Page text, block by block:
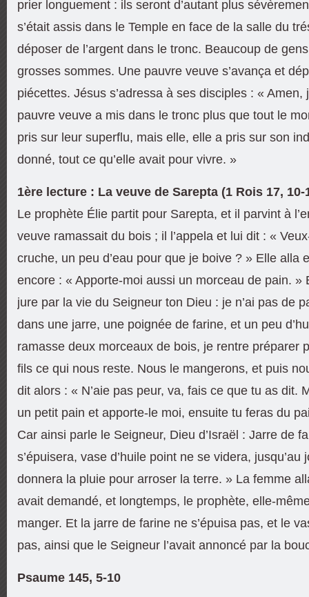
prier longuement : ils seront d’autant plus
s’était assis dans le Temple en face de la salle du
déposer de l’argent dans le tronc. Beaucoup de
grosses sommes. Une pauvre veuve s’avança et
piécettes. Jésus s’adressa à ses disciples : «
pauvre veuve a mis dans le tronc plus que tout le
pris sur leur superflu, mais elle, elle a pris sur son
donné, tout ce qu’elle avait pour vivre. »
1ère lecture : La veuve de Sarepta (1 Rois 17, 10-
Le prophète Élie partit pour Sarepta, et il parvint à
veuve ramassait du bois ; il l’appela et lui dit : «
cruche, un peu d’eau pour que je boive ? » Elle alla
encore : « Apporte-moi aussi un morceau de pain. »
jure par la vie du Seigneur ton Dieu : je n’ai pas de
dans une jarre, une poignée de farine, et un peu
ramasse deux morceaux de bois, je rentre préparer
fils ce qui nous reste. Nous le mangerons, et puis
dit alors : « N’aie pas peur, va, fais ce que tu as dit.
un petit pain et apporte-le moi, ensuite tu feras du
Car ainsi parle le Seigneur, Dieu d’Israël : Jarre de
s’épuisera, vase d’huile point ne se videra, jusqu’au
donnera la pluie pour arroser la terre. » La femme
avait demandé, et longtemps, le prophète, elle-
manger. Et la jarre de farine ne s’épuisa pas, et le
pas, ainsi que le Seigneur l’avait annoncé par la
Psaume 145, 5-10